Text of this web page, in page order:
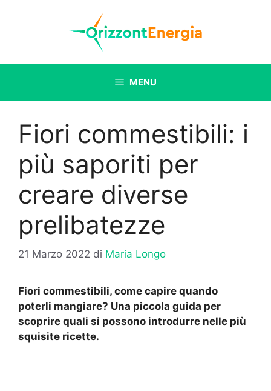
MENU
Fiori commestibili: i
più saporiti per
creare diverse
prelibatezze
21 Marzo 2022 di Maria Longo
Fiori commestibili, come capire quando
poterli mangiare? Una piccola guida per
scoprire quali si possono introdurre nelle più
squisite ricette.